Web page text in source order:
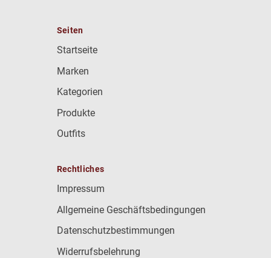
Seiten
Startseite
Marken
Kategorien
Produkte
Outfits
Rechtliches
Impressum
Allgemeine Geschäftsbedingungen
Datenschutzbestimmungen
Widerrufsbelehrung